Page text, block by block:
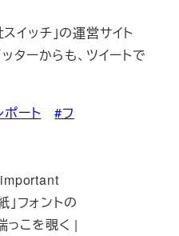
イッチ」の運営サイト
ターからも、ツイートで
ポート
#フ
フォントの
っこを覗く |